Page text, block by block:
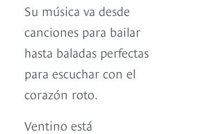
Su música va desde
canciones para bailar
hasta baladas perfectas
para escuchar con el
corazón roto.
Ventino está